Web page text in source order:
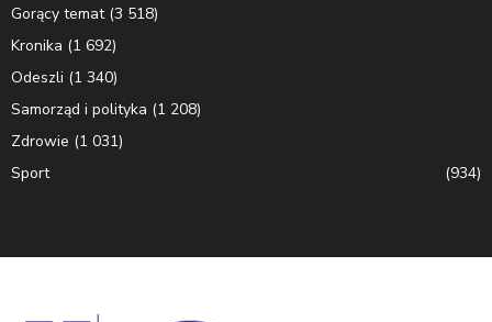
Gorący temat(3 518)
Kronika (1 692)
Odeszli (1 340)
Samorząd i polityka (1 208)
Zdrowie (1 031)
Sport
(934)